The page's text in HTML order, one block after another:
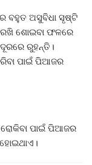
ବହୁତ ଅସୁବିଧା ସୃଷ୍ଟି
ଶୋଇବା ଫଳରେ
ରୁହନ୍ତି।
ପାଇଁ ପିଆଜର
ପାଇଁ ପିଆଜର